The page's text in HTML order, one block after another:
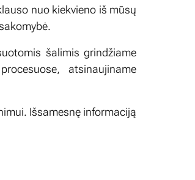
nuo kiekvieno iš mūsų
šalimis grindžiame
atsinaujiname
Išsamesnę informaciją